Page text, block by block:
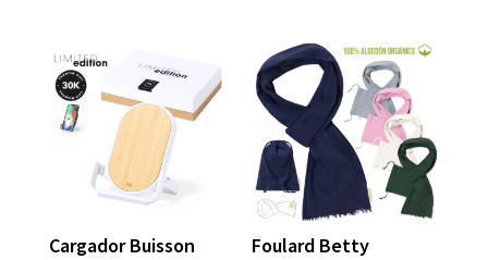
Cargador Buisson Foulard Betty